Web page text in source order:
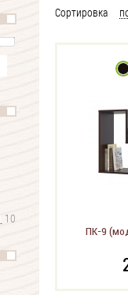
10
Сортировка
ПК-9